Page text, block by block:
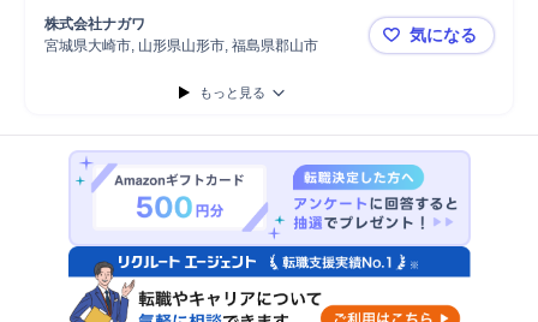
株式会社ナガワ
宮城県大崎市, 山形県山形市, 福島県郡山市
営業-全国5-
気になる
もっと見る